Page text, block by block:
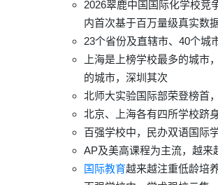
2026翠鹿中国国际化学校竞
内首次基于百万量级真实数
23个省份及直辖市、40个城
上海是上榜学校最多的城市
的城市， 深圳 其次
北师大实验国 际部荣登榜首，
北京、上海各有四所学校跻
百强学校中，
民办双语国际
AP及美高课程为主流，越来
国际教育越来越注重低龄培